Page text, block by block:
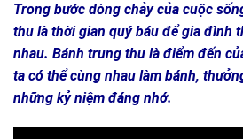
Trong bước dòng chảy của cuộc
thu là thời gian quý báu để gia đình
nhau. Bánh trung thu là điểm đến
ta có thể cùng nhau làm bánh,
những kỷ niệm đáng nhớ.